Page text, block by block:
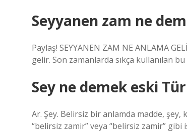
Seyyanen zam ne
Paylaş! SEYYANEN ZAM NE ANLAMA
gelir. Son zamanlarda sıkça kullanılan
Sey ne demek eski
Ar. Şey. Belirsiz bir anlamda madde, şey,
“belirsiz zamir” veya “belirsiz zamir”